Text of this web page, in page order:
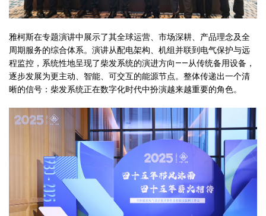
雅柯斯在专题演讲中展示了其全球运营、市场深耕、产品理念及全
周期服务的综合体系。演讲从配电架构、机组并联到电气保护与远
程监控，系统性地呈现了柴发系统的演进方向——从传统备用设备，
逐步发展为更主动、智能、可交互的能源节点。整体传递出一个清
晰的信号：柴发系统正在数字化时代中扮演越来越重要的角色。